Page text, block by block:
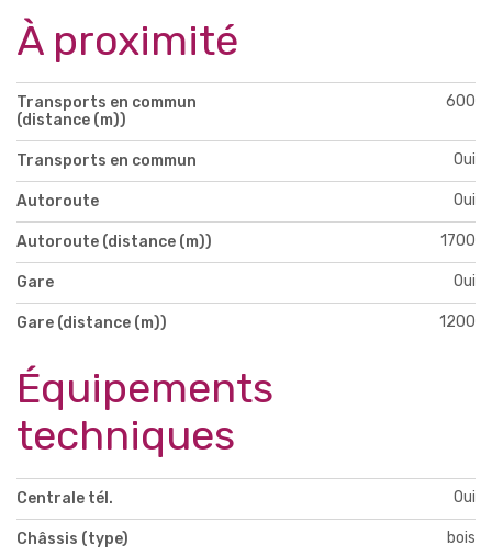
À proximité
Transports en commun
(distance (m))
600
Transports en commun Oui
Autoroute Oui
Autoroute (distance (m)) 1700
Gare Oui
Gare (distance (m)) 1200
Équipements
techniques
Centrale tél. Oui
Châssis (type) bois